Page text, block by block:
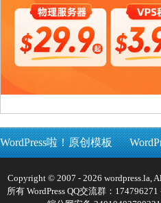
WordPress啦！原创模板
Copyright © 2007 - 2026 wordpress.la,
所有 WordPress QQ交流群：